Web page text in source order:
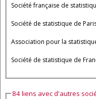
Société française de
Société de statistique de
Association pour la
Société de statistique de
84 liens avec d'autres